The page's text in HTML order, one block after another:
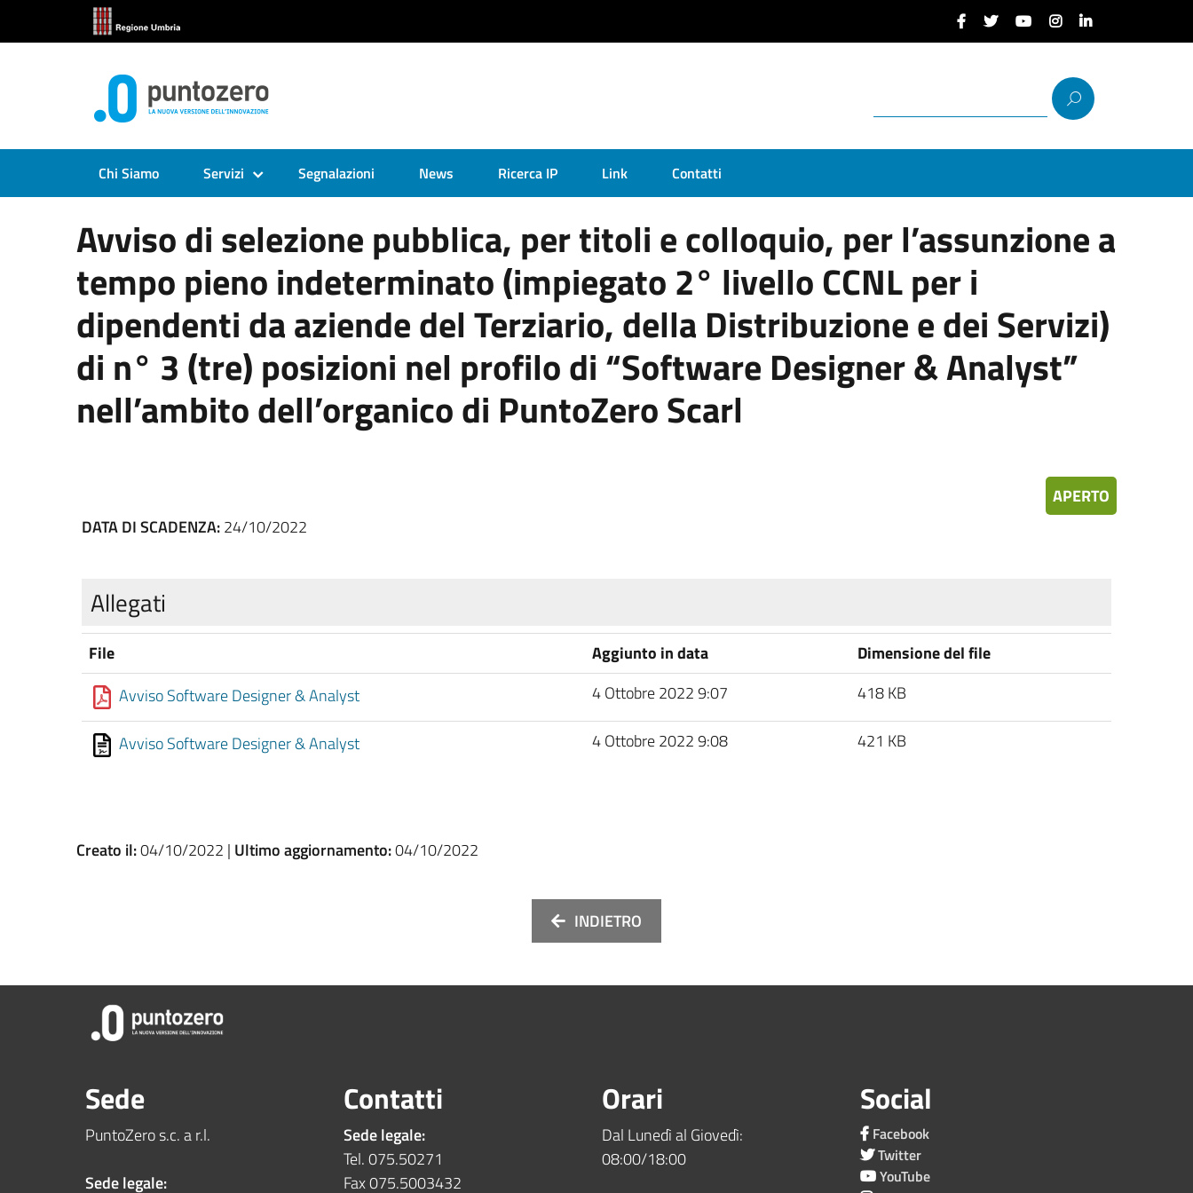
Chi Siamo Servizi Segnalazioni News Ricerca IP Link Contatti
Avviso di selezione pubblica, per titoli e colloquio, per l’assunzione a
tempo pieno indeterminato (impiegato 2° livello CCNL per i
dipendenti da aziende del Terziario, della Distribuzione e dei Servizi)
di n° 3 (tre) posizioni nel profilo di “Software Designer & Analyst”
nell’ambito dell’organico di PuntoZero Scarl
APERTO
DATA DI SCADENZA:24/10/2022
Allegati
File Aggiunto in data
Dimensione del file
Avviso Software Designer & Analyst
4 Ottobre 2022 9:07 418 KB
Avviso Software Designer & Analyst 4 Ottobre 2022 9:08 421 KB
Creato il:04/10/2022 | Ultimo aggiornamento:04/10/2022
INDIETRO
Sede
PuntoZero s.c. a r.l.
Sede legale:
Contatti
Sede legale:
Tel. 075.50271
Fax 075.5003432
Orari
Dal Lunedì al Giovedì:
08:00/18:00
Social
Facebook
Twitter
YouTube